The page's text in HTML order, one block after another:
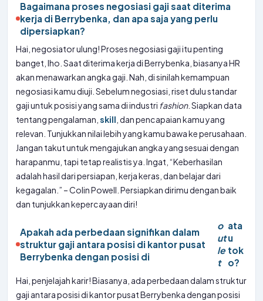
Bagaimana proses negosiasi gaji saat diterima
kerja di Berrybenka, dan apa saja yang perlu
dipersiapkan?
Hai, negosiator ulung! Proses negosiasi gaji itu penting
banget, lho. Saat diterima kerja di Berrybenka, biasanya HR
akan menawarkan angka gaji. Nah, di sinilah kemampuan
negosiasi kamu diuji. Sebelum negosiasi, riset dulu standar
gaji untuk posisi yang sama di industri fashion. Siapkan data
tentang pengalaman, skill , dan pencapaian kamu yang
relevan. Tunjukkan nilai lebih yang kamu bawa ke perusahaan.
Jangan takut untuk mengajukan angka yang sesuai dengan
harapanmu, tapi tetap realistis ya. Ingat, “Keberhasilan
adalah hasil dari persiapan, kerja keras, dan belajar dari
kegagalan.” – Colin Powell. Persiapkan dirimu dengan baik
dan tunjukkan kepercayaan diri!
Apakah ada perbedaan signifikan dalam
struktur gaji antara posisi di kantor pusat
Berrybenka dengan posisi di
o
ut
le
t
ata
u
tok
o?
Hai, penjelajah karir! Biasanya, ada perbedaan dalam struktur
gaji antara posisi di kantor pusat Berrybenka dengan posisi